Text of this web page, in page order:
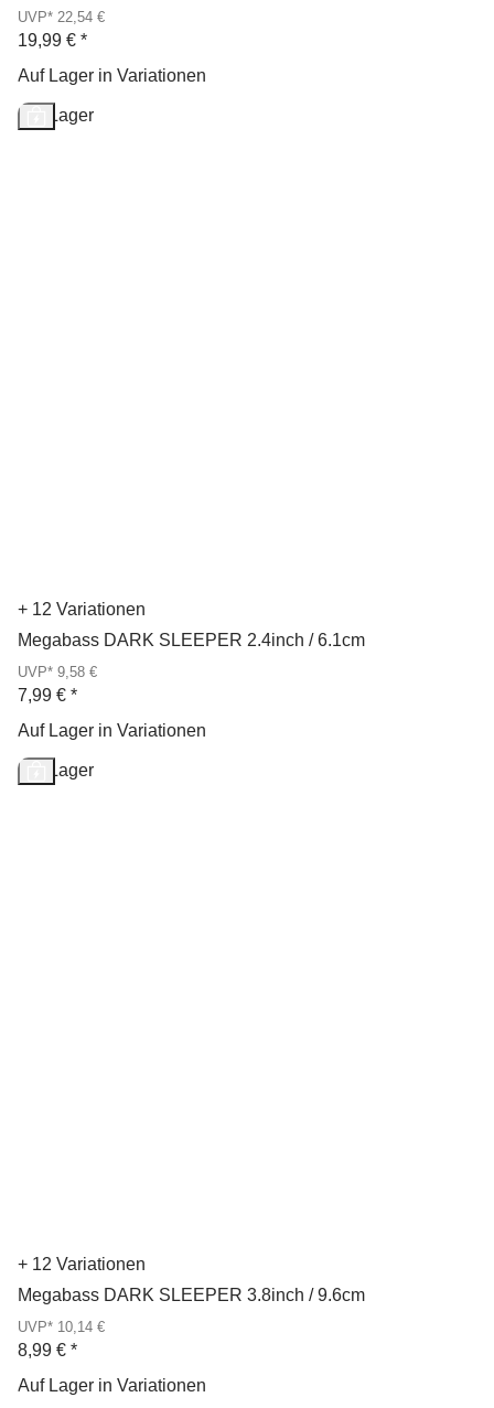
UVP* 22,54 €
19,99 € *
Auf Lager in Variationen
Auf Lager
+ 12 Variationen
Megabass DARK SLEEPER 2.4inch / 6.1cm
UVP* 9,58 €
7,99 € *
Auf Lager in Variationen
Auf Lager
+ 12 Variationen
Megabass DARK SLEEPER 3.8inch / 9.6cm
UVP* 10,14 €
8,99 € *
Auf Lager in Variationen